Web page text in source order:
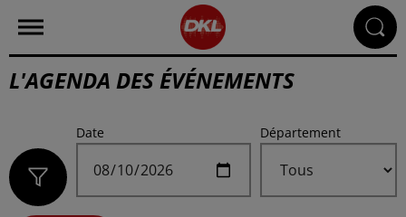
L'AGENDA DES ÉVÉNEMENTS
Date Département